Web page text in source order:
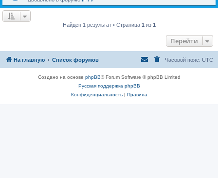
Найден 1 результат • Страница 1 из 1
Перейти
На главную Список форумов Часовой пояс: UTC
Создано на основе phpBB® Forum Software © phpBB Limited
Русская поддержка phpBB
Конфиденциальность| Правила